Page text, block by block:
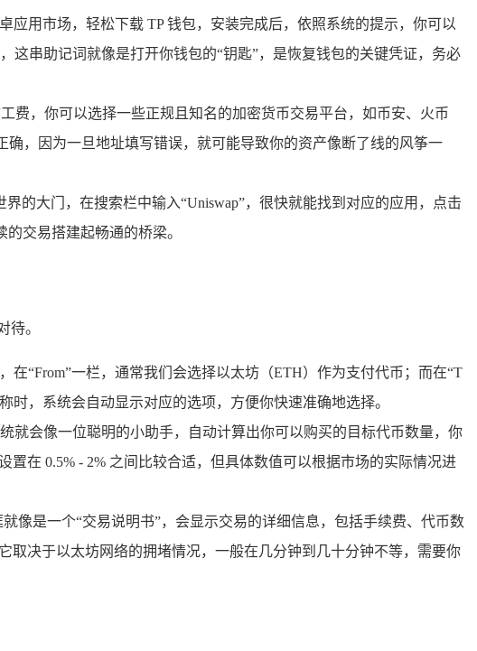
应用市场，轻松下载 TP 钱包，安装完成后，依照系统的提示，你可以
串助记词就像是打开你钱包的“钥匙”，是恢复钱包的关键凭证，务必
费，你可以选择一些正规且知名的加密货币交易平台，如币安、火币
，因为一旦地址填写错误，就可能导致你的资产像断了线的风筝一
的大门，在搜索栏中输入“Uniswap”，很快就能找到对应的应用，点击
交易搭建起畅通的桥梁。
待。
在“From”一栏，通常我们会选择以太坊（ETH）作为支付代币；而在“T
，系统会自动显示对应的选项，方便你快速准确地选择。
就会像一位聪明的小助手，自动计算出你可以购买的目标代币数量，你
在 0.5% - 2% 之间比较合适，但具体数值可以根据市场的实际情况进
像是一个“交易说明书”，会显示交易的详细信息，包括手续费、代币数
取决于以太坊网络的拥堵情况，一般在几分钟到几十分钟不等，需要你